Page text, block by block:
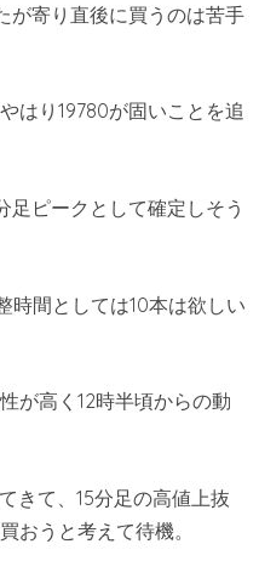
が寄り直後に買うのは苦手
はり19780が固いことを追
足ピークとして確定しそう
時間としては10本は欲しい
が高く12時半頃からの動
きて、15分足の高値上抜
おうと考えて待機。